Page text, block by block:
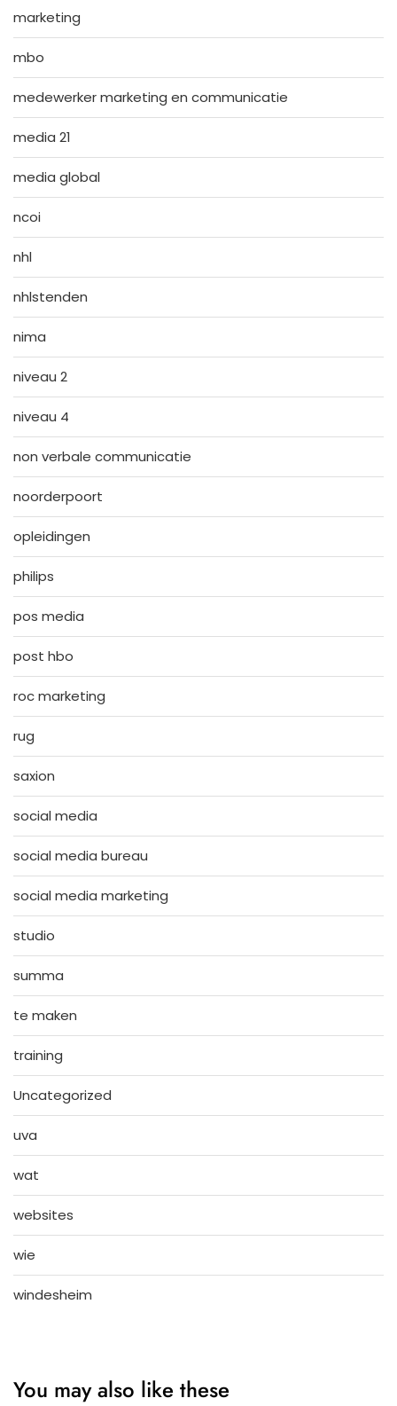
marketing
mbo
medewerker marketing en communicatie
media 21
media global
ncoi
nhl
nhlstenden
nima
niveau 2
niveau 4
non verbale communicatie
noorderpoort
opleidingen
philips
pos media
post hbo
roc marketing
rug
saxion
social media
social media bureau
social media marketing
studio
summa
te maken
training
Uncategorized
uva
wat
websites
wie
windesheim
You may also like these